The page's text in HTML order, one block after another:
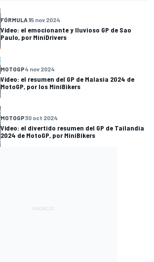
FÓRMULA 15 nov 2024
Vídeo: el emocionante y lluvioso GP de Sao
Paulo, por MiniDrivers
MOTOGP4 nov 2024
Vídeo: el resumen del GP de Malasia 2024 de
MotoGP, por los MiniBikers
MOTOGP30 oct 2024
Vídeo: el divertido resumen del GP de Tailandia
2024 de MotoGP, por MiniBikers